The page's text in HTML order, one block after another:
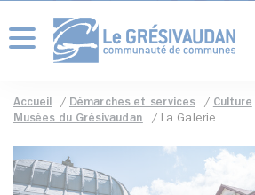
Menu
Accueil Démarches et services
Culture
Musées du Grésivaudan
La Galerie